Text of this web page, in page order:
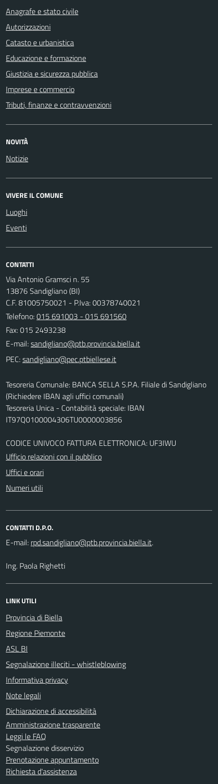
Anagrafe e stato civile
Autorizzazioni
Catasto e urbanistica
Educazione e formazione
Giustizia e sicurezza pubblica
Imprese e commercio
Tributi, finanze e contravvenzioni
NOVITÀ
Notizie
VIVERE IL COMUNE
Luoghi
Eventi
CONTATTI
Via Antonio Gramsci n. 55
13876 Sandigliano (BI)
C.F. 81005750021 - P.Iva: 00378740021
Telefono:015 691003 - 015 691560
Fax: 015 2493238
E-mail:
PEC:
Tesoreria Comunale: BANCA SELLA S.P.A. Filiale di Sandigliano
(Richiedere IBAN agli uffici comunali)
Tesoreria Unica - Contabilità speciale: IBAN
IT97Q0100004306TU0000003856
CODICE UNIVOCO FATTURA ELETTRONICA: UF3IWU
Ufficio relazioni con il pubblico
Uffici e orari
Numeri utili
CONTATTI D.P.O.
E-mail:
.
Ing. Paola Righetti
LINK UTILI
Provincia di Biella
Regione Piemonte
ASL BI
Segnalazione illeciti - whistleblowing
Informativa privacy
Note legali
Dichiarazione di accessibilità
Amministrazione trasparente
Leggi le FAQ
Segnalazione disservizio
Prenotazione appuntamento
Richiesta d'assistenza